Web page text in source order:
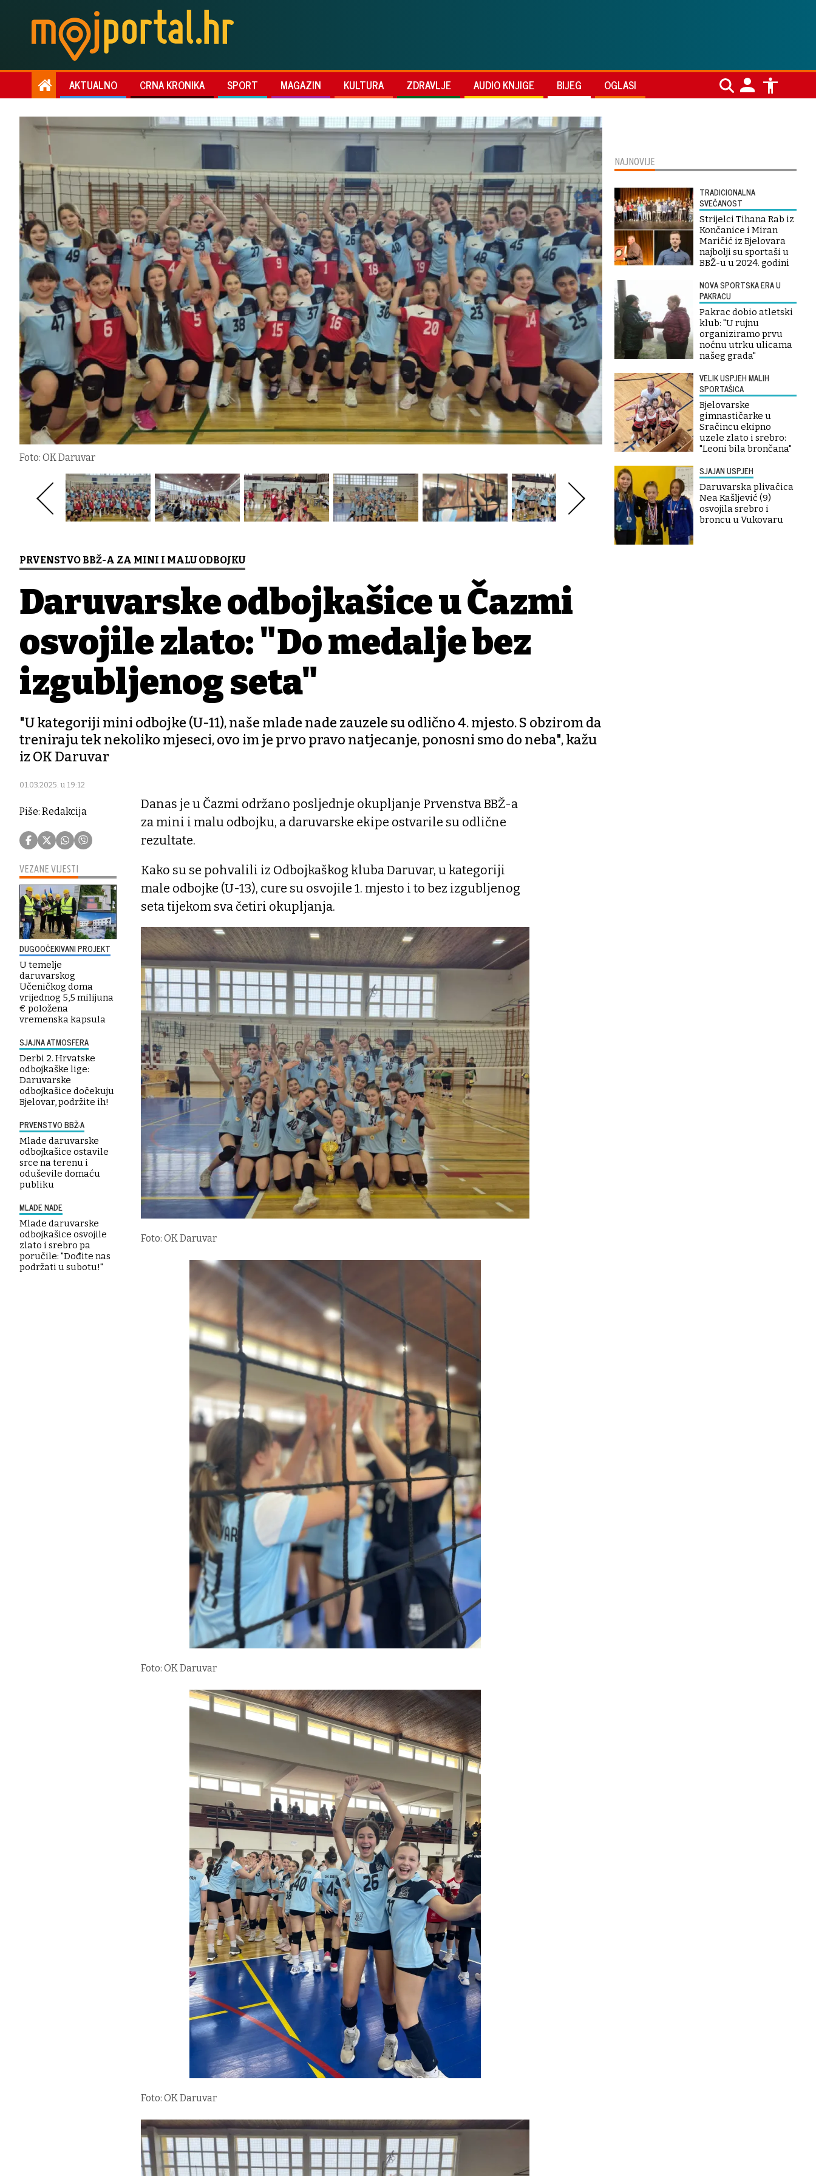
AKTUALNO CRNA KRONIKA SPORT MAGAZIN KULTURA ZDRAVLJE AUDIO KNJIGE BIJEG OGLASI
Foto: OK Daruvar
PRVENSTVO BBŽ-A ZA MINI I MALU ODBOJKU
Daruvarske odbojkašice u Čazmi
osvojile zlato: "Do medalje bez
izgubljenog seta"
"U kategoriji mini odbojke (U-11), naše mlade nade zauzele su odlično 4. mjesto. S obzirom da
treniraju tek nekoliko mjeseci, ovo im je prvo pravo natjecanje, ponosni smo do neba", kažu
iz OK Daruvar
01.03.2025. u 19:12
Piše: Redakcija
VEZANE VIJESTI
DUGOOČEKIVANI PROJEKT
U temelje
daruvarskog
Učeničkog doma
vrijednog 5,5 milijuna
€ položena
vremenska kapsula
SJAJNA ATMOSFERA
Derbi 2. Hrvatske
odbojkaške lige:
Daruvarske
odbojkašice dočekuju
Bjelovar, podržite ih!
PRVENSTVO BBŽ-A
Mlade daruvarske
odbojkašice ostavile
srce na terenu i
oduševile domaću
publiku
MLADE NADE
Mlade daruvarske
odbojkašice osvojile
zlato i srebro pa
poručile: "Dođite nas
podržati u subotu!"
Danas je u Čazmi održano posljednje okupljanje Prvenstva BBŽ-a
za mini i malu odbojku, a daruvarske ekipe ostvarile su odlične
rezultate.
Kako su se pohvalili iz Odbojkaškog kluba Daruvar, u kategoriji
male odbojke (U-13), cure su osvojile 1. mjesto i to bez izgubljenog
seta tijekom sva četiri okupljanja.
Foto: OK Daruvar
Foto: OK Daruvar
Foto: OK Daruvar
NAJNOVIJE
TRADICIONALNA
SVEČANOST
Strijelci Tihana Rab iz
Končanice i Miran
Maričić iz Bjelovara
najbolji su sportaši u
BBŽ-u u 2024. godini
NOVA SPORTSKA ERA U
PAKRACU
Pakrac dobio atletski
klub: "U rujnu
organiziramo prvu
noćnu utrku ulicama
našeg grada"
VELIK USPJEH MALIH
SPORTAŠICA
Bjelovarske
gimnastičarke u
Sračincu ekipno
uzele zlato i srebro:
"Leoni bila brončana"
SJAJAN USPJEH
Daruvarska plivačica
Nea Kašljević (9)
osvojila srebro i
broncu u Vukovaru